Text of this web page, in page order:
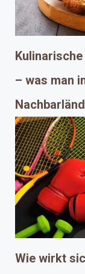
– was man
Wie wirkt